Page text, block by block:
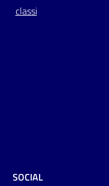
classi
SOCIAL